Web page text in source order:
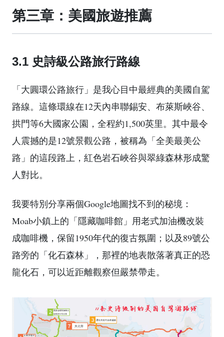
第三章：美國旅遊推薦
3.1 史詩級公路旅行路線
「大圓環公路旅行」是我心目中最經典的美國自駕
路線。這條環線在12天內串聯錫安、布萊斯峽谷、
拱門等6大國家公園，全程約1,500英里。其中最令
人震撼的是12號景觀公路，被稱為「全美最美公
路」的這段路上，紅色岩石峽谷與翠綠森林形成驚
人對比。
我要特別分享兩個Google地圖找不到的秘境：
Moab小鎮上的「隱藏咖啡館」用老式加油機改裝
成咖啡機，保留1950年代的復古氛圍；以及89號公
路旁的「化石森林」，那裡的地表散落著真正的恐
龍化石，可以近距離觀察但嚴禁帶走。